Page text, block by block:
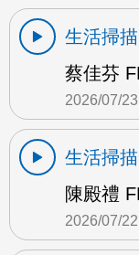
生活掃描
蔡佳芬
2026/07/23
生活掃描
陳殿禮
2026/07/22